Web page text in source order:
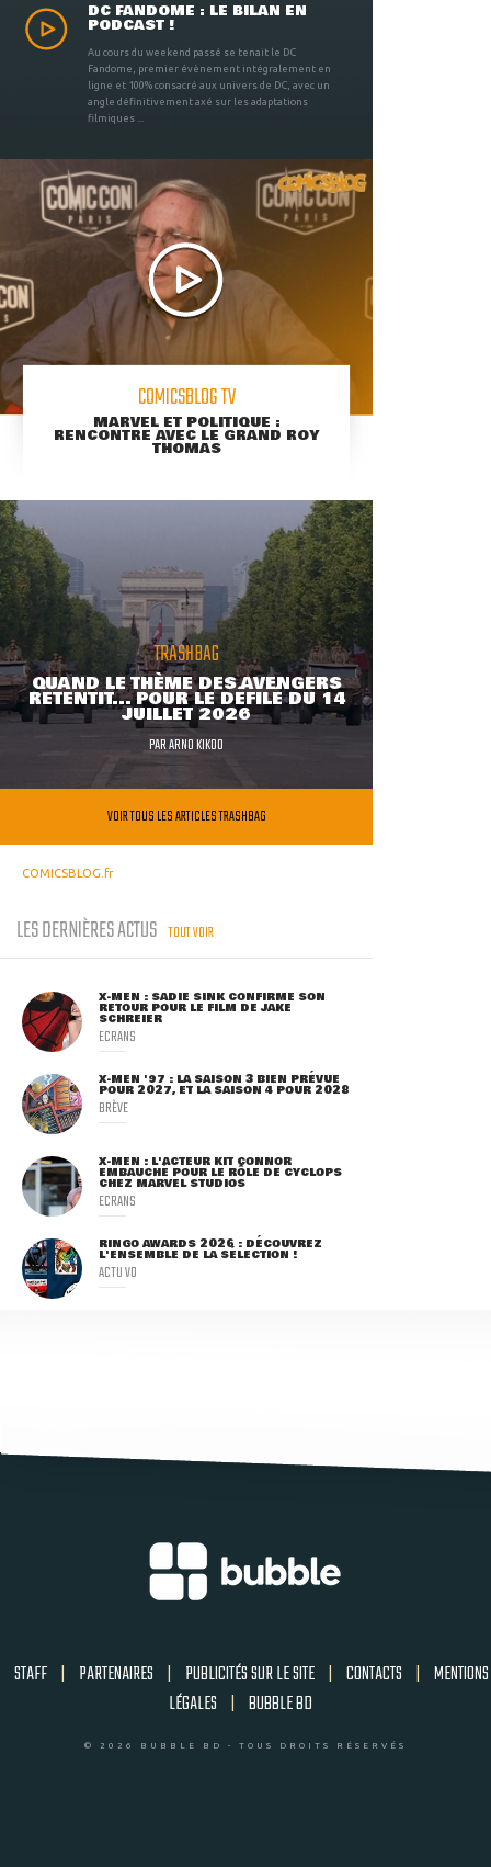
DC FANDOME : LE BILAN EN
PODCAST !
Au cours du weekend passé se tenait le DC
Fandome, premier évènement intégralement en
ligne et 100% consacré aux univers de DC, avec un
angle définitivement axé sur les adaptations
filmiques ...
COMICSBLOG TV
MARVEL ET POLITIQUE :
RENCONTRE AVEC LE GRAND ROY
THOMAS
TRASHBAG
QUAND LE THÈME DES AVENGERS
RETENTIT... POUR LE DÉFILÉ DU 14
JUILLET 2026
PARARNO KIKOO
VOIR TOUS LES ARTICLES TRASHBAG
COMICSBLOG.fr
LES DERNIÈRES ACTUS TOUT VOIR
X-MEN : SADIE SINK CONFIRME SON
RETOUR POUR LE FILM DE JAKE
SCHREIER
ECRANS
X-MEN '97 : LA SAISON 3 BIEN PRÉVUE
POUR 2027, ET LA SAISON 4 POUR 2028
BRÈVE
X-MEN : L'ACTEUR KIT CONNOR
EMBAUCHÉ POUR LE RÔLE DE CYCLOPS
CHEZ MARVEL STUDIOS
ECRANS
RINGO AWARDS 2026 : DÉCOUVREZ
L'ENSEMBLE DE LA SÉLECTION !
ACTU VO
STAFF | PARTENAIRES | PUBLICITÉS SUR LE SITE | CONTACTS | MENTIONS
LÉGALES | BUBBLE BD
© 2026 BUBBLE BD - TOUS DROITS RÉSERVÉS